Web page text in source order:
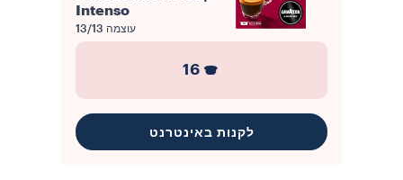
Intenso
עוצמה 13/13
16
לקנות באינטרנט